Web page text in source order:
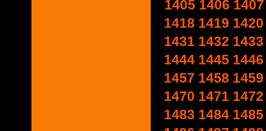
1405 1406 1407
1418 1419 1420
1431 1432 1433
1444 1445 1446
1457 1458 1459
1470 1471 1472
1483 1484 1485